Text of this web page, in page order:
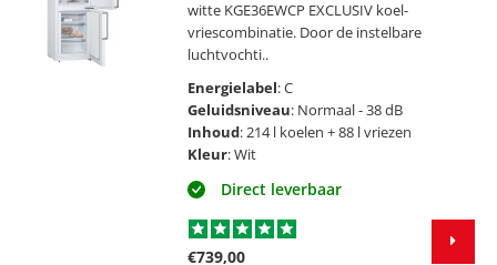
witte KGE36EWCP EXCLUSIV koel-
vriescombinatie. Door de instelbare
luchtvochti..
Energielabel: C
Geluidsniveau: Normaal - 38 dB
Inhoud: 214 l koelen + 88 l vriezen
Kleur: Wit
Direct leverbaar
€739,00